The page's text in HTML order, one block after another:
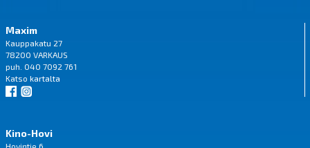
Maxim
Kauppakatu 27
78200 VARKAUS
puh. 040 7092 761
Katso kartalta
Kino-Hovi
Hovintie 6